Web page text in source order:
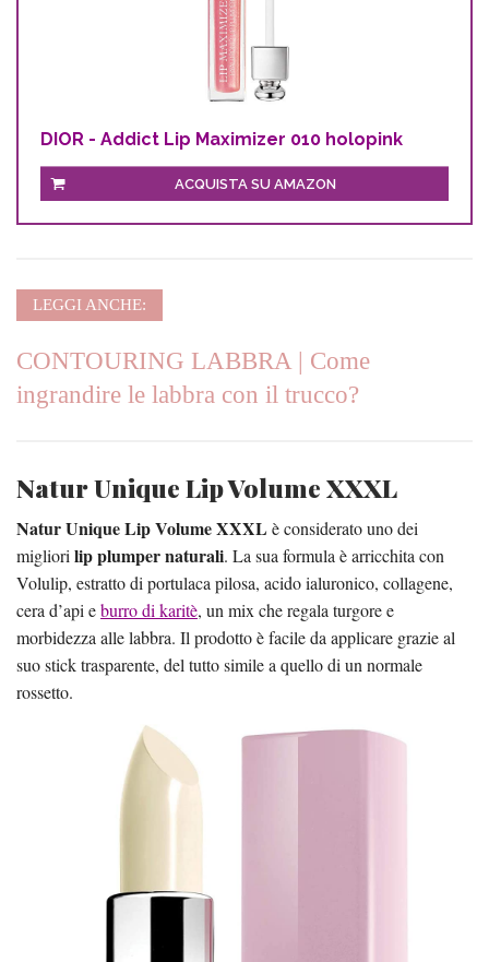
DIOR - Addict Lip Maximizer 010 holopink
ACQUISTA SU AMAZON
LEGGI ANCHE:
CONTOURING LABBRA | Come
ingrandire le labbra con il trucco?
Natur Unique Lip Volume XXXL
Natur Unique Lip Volume XXXL è considerato uno dei
migliori lip plumper naturali. La sua formula è arricchita con
Volulip, estratto di portulaca pilosa, acido ialuronico, collagene,
cera d’api eburro di karitè, un mix che regala turgore e
morbidezza alle labbra. Il prodotto è facile da applicare grazie al
suo stick trasparente, del tutto simile a quello di un normale
rossetto.